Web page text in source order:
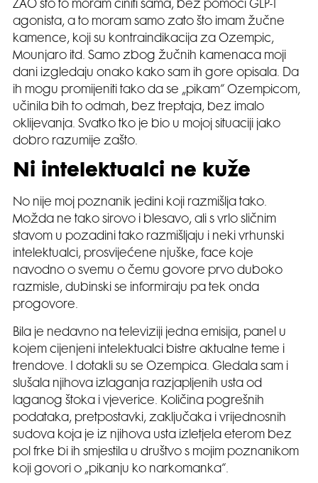
ŽAO što to moram činiti sama, bez pomoći GLP-1
agonista, a to moram samo zato što imam žučne
kamence, koji su kontraindikacija za Ozempic,
Mounjaro itd. Samo zbog žučnih kamenaca moji
dani izgledaju onako kako sam ih gore opisala. Da
ih mogu promijeniti tako da se „pikam“ Ozempicom,
učinila bih to odmah, bez treptaja, bez imalo
oklijevanja. Svatko tko je bio u mojoj situaciji jako
dobro razumije zašto.
Ni intelektualci ne kuže
No nije moj poznanik jedini koji razmišlja tako.
Možda ne tako sirovo i blesavo, ali s vrlo sličnim
stavom u pozadini tako razmišljaju i neki vrhunski
intelektualci, prosvijećene njuške, face koje
navodno o svemu o čemu govore prvo duboko
razmisle, dubinski se informiraju pa tek onda
progovore.
Bila je nedavno na televiziji jedna emisija, panel u
kojem cijenjeni intelektualci bistre aktualne teme i
trendove. I dotakli su se Ozempica. Gledala sam i
slušala njihova izlaganja razjapljenih usta od
laganog štoka i vjeverice. Količina pogrešnih
podataka, pretpostavki, zaključaka i vrijednosnih
sudova koja je iz njihova usta izletjela eterom bez
pol frke bi ih smjestila u društvo s mojim poznanikom
koji govori o „pikanju ko narkomanka“.